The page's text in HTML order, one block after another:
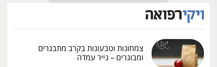
צמחונות וטבעונות בקרב מתבגרים
ומבוגרים – נייר עמדה